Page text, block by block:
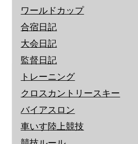
ワールドカップ
合宿日記
大会日記
監督日記
トレーニング
クロスカントリースキー
バイアスロン
車いす陸上競技